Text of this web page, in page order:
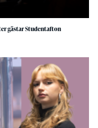
gästar Studentafton